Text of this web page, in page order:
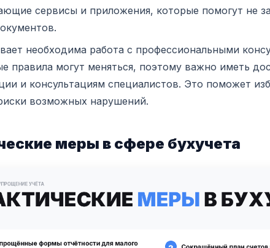
сервисы и приложения, которые помогут не
необходима работа с профессиональными
правила могут меняться, поэтому важно иметь
и консультациям специалистов. Это поможет
возможных нарушений.
меры в сфере бухучета